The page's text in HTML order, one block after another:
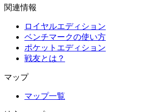
関連情報
ロイヤルエディション
ベンチマークの使い方
ポケットエディション
戦友とは？
マップ
マップ一覧